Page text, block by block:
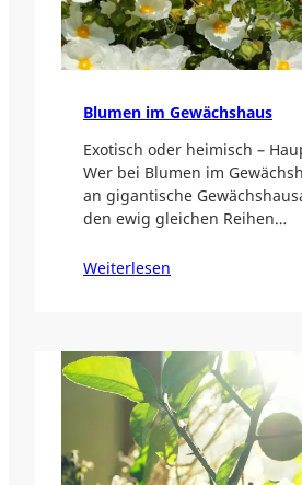
Blumen im Gewächshaus
Exotisch oder heimisch –
Wer bei Blumen im
an gigantische
den ewig gleichen Reihen…
Weiterlesen